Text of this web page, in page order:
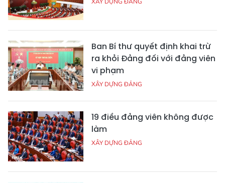
Ban Bí thư quyết định khai trừ
ra khỏi Đảng đối với đảng viên
vi phạm
XÂY DỰNG ĐẢNG
19 điều đảng viên không được
làm
XÂY DỰNG ĐẢNG